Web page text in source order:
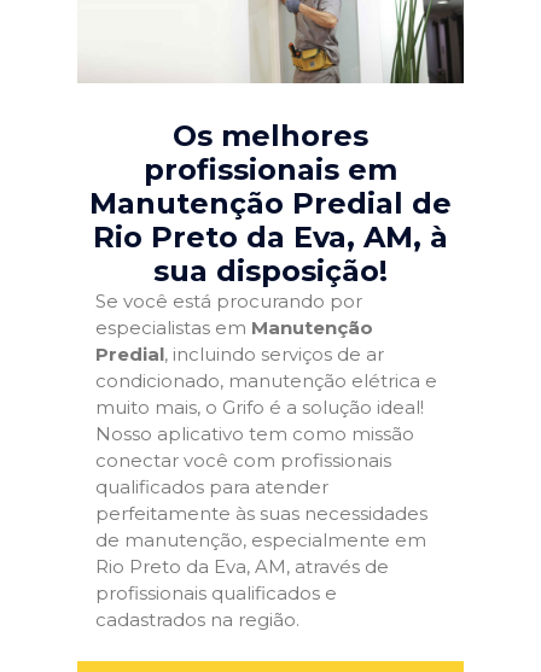
Os melhores
profissionais em
Manutenção Predial de
Rio Preto da Eva, AM, à
sua disposição!
Se você está procurando por
especialistas em Manutenção
Predial, incluindo serviços de ar
condicionado, manutenção elétrica e
muito mais, o Grifo é a solução ideal!
Nosso aplicativo tem como missão
conectar você com profissionais
qualificados para atender
perfeitamente às suas necessidades
de manutenção, especialmente em
Rio Preto da Eva, AM, através de
profissionais qualificados e
cadastrados na região.